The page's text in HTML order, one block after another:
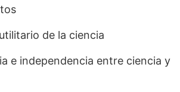
de la ciencia
e independencia entre ciencia y